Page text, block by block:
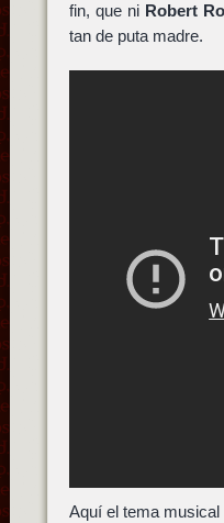
fin, que ni Robert
tan de puta madre.
Aquí el tema musical